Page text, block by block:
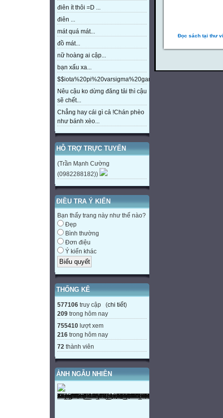
điên ít thôi =D ...
điên ...
mát quá mát...
đồ mát...
nữ hoàng ai cập...
bạn xấu xa...
Nêu cậu ko dừng đăng tải thì cậu
sẽ chết...
Chẳng hay cái gì cả !Chán phèo
như bánh xèo...
HỖ TRỢ TRỰC TUYẾN
(Trần Mạnh Cường
(0982288182))
ĐIỀU TRA Ý KIẾN
Bạn thấy trang này như thế nào?
Đẹp
Bình thường
Đơn điệu
Ý kiến khác
THỐNG KÊ
577106 truy cập (chi tiết)
209 trong hôm nay
755410 lượt xem
216 trong hôm nay
72 thành viên
ẢNH NGẪU NHIÊN
Đọc sách tại thư